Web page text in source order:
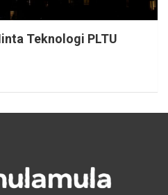
Teknologi PLTU